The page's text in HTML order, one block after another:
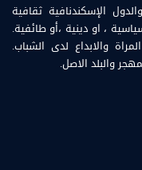
الإسكندنافية ثقافية
، او دينية ،أو طائفية.
والابداع لدى الشباب.
والبلد الاصل.